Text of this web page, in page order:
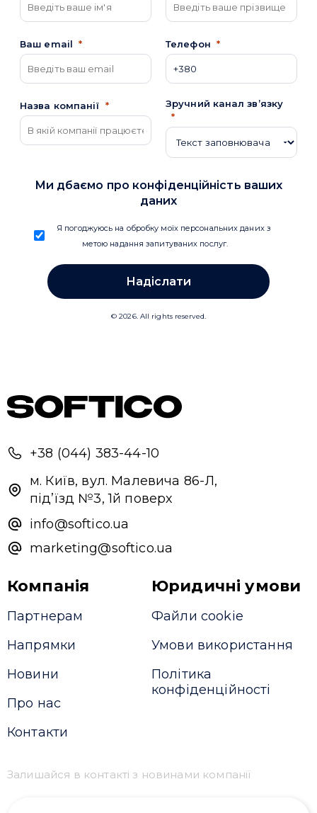
+38 (044) 383-44-10
м. Київ, вул. Малевича 86-Л,
під’їзд №3, 1й поверх
info@softico.ua
marketing@softico.ua
Компанія
Партнерам
Напрямки
Новини
Про нас
Контакти
Юридичні умови
Файли cookie
Умови використання
Політика
конфіденційності
Залишайся в контакті з новинами компанії